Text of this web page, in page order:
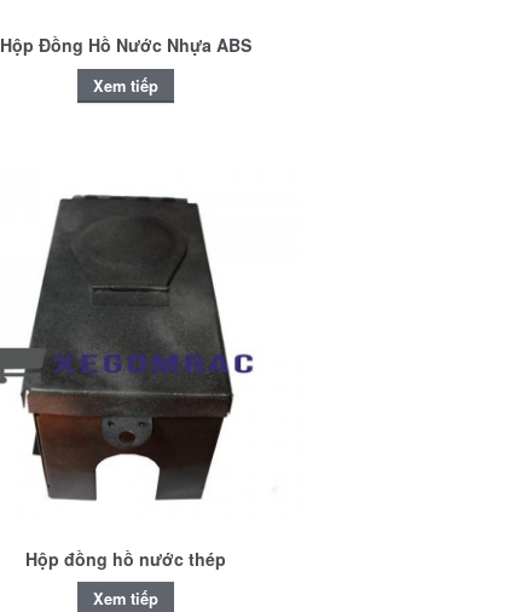
Hộp Đồng Hồ Nước Nhựa ABS
Xem tiếp
Hộp đồng hồ nước thép
Xem tiếp